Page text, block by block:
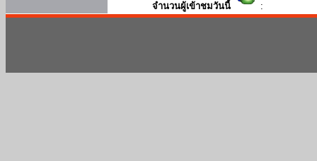
จำนวนผู้เข้าชมวันนี้ :